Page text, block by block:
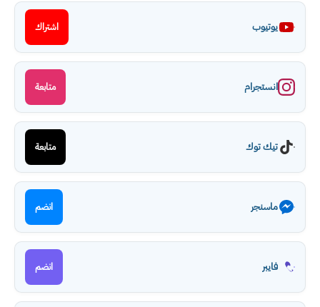
يوتيوب اشتراك
انستجرام متابعة
تيك توك متابعة
ماسنجر انضم
فايبر انضم